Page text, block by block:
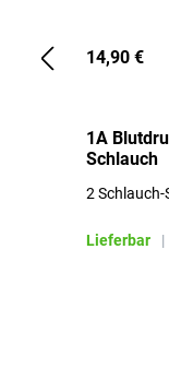
14,90 €
1A
Schlauch
2
Lieferbar |